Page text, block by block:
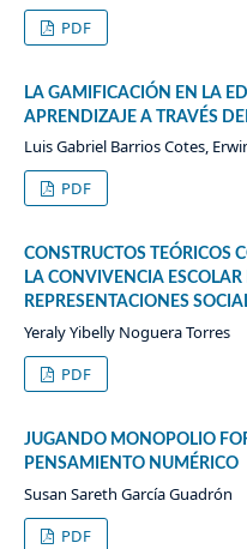
PDF
LA GAMIFICACIÓN EN LA
APRENDIZAJE A TRAVÉS
Luis Gabriel Barrios Cotes,
PDF
CONSTRUCTOS TEÓRICOS
LA CONVIVENCIA
REPRESENTACIONES
Yeraly Yibelly Noguera Torres
PDF
JUGANDO MONOPOLIO
PENSAMIENTO NUMÉRICO
Susan Sareth García Guadrón
PDF